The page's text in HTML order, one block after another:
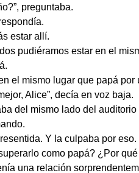
preguntaba.
estar allí.
pudiéramos estar en el
el mismo lugar que papá
Alice”, decía en voz baja.
del mismo lado del
Y la culpaba por eso.
como papá? ¿Por
una relación